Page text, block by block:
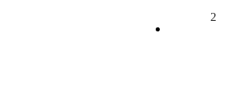
2